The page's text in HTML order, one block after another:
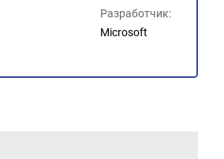
Разработчик:
Microsoft